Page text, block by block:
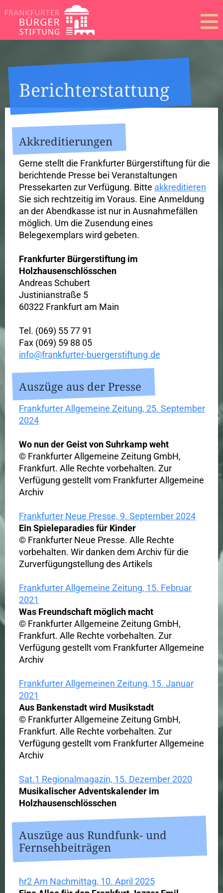
Bericht­erstattung
Akkreditierungen
Gerne stellt die Frankfurter Bürgerstiftung für die
berichtende Presse bei Veranstaltungen
Pressekarten zur Verfügung. Bitte akkreditieren
Sie sich rechtzeitig im Voraus. Eine Anmeldung
an der Abendkasse ist nur in Ausnahmefällen
möglich. Um die Zusendung eines
Belegexemplars wird gebeten.
Frankfurter Bürgerstiftung im
Holzhausenschlösschen
Andreas Schubert
Justinianstraße 5
60322 Frankfurt am Main
Tel. (069) 55 77 91
Fax (069) 59 88 05
info@frankfurter-buergerstiftung.de
Auszüge aus der Presse
Frankfurter Allgemeine Zeitung, 25. September
2024
Wo nun der Geist von Suhrkamp weht
© Frankfurter Allgemeine Zeitung GmbH,
Frankfurt. Alle Rechte vorbehalten. Zur
Verfügung gestellt vom Frankfurter Allgemeine
Archiv
Frankfurter Neue Presse, 9. September 2024
Ein Spieleparadies für Kinder
© Frankfurter Neue Presse. Alle Rechte
vorbehalten. Wir danken dem Archiv für die
Zurverfügungstellung des Artikels
Frankfurter Allgemeine Zeitung, 15. Februar
2021
Was Freundschaft möglich macht
© Frankfurter Allgemeine Zeitung GmbH,
Frankfurt. Alle Rechte vorbehalten. Zur
Verfügung gestellt vom Frankfurter Allgemeine
Archiv
Frankfurter Allgemeinen Zeitung, 15. Januar
2021
Aus Bankenstadt wird Musikstadt
© Frankfurter Allgemeine Zeitung GmbH,
Frankfurt. Alle Rechte vorbehalten. Zur
Verfügung gestellt vom Frankfurter Allgemeine
Archiv
Sat.1 Regionalmagazin, 15. Dezember 2020
Musikalischer Adventskalender im
Holzhausenschlösschen
Auszüge aus Rundfunk- und
Fernsehbeiträgen
hr2 Am Nachmittag, 10. April 2025